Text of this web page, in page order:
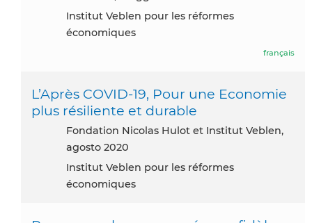
Institut Veblen pour les réformes
économiques
français
L’Après COVID-19, Pour une Economie
plus résiliente et durable
Fondation Nicolas Hulot et Institut Veblen,
agosto 2020
Institut Veblen pour les réformes
économiques